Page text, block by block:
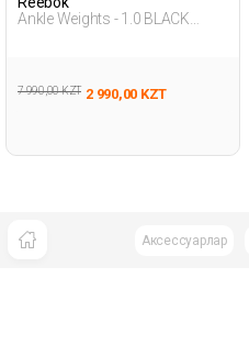
Ankle Weights - 1.0 BLACK
7 990,00 KZT 2 990,00 KZT
Аксессуарлар